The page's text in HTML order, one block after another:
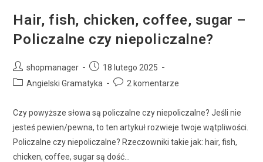
Hair, fish, chicken, coffee, sugar –
Policzalne czy niepoliczalne?
shopmanager
18 lutego 2025
Angielski Gramatyka
2 komentarze
Czy powyższe słowa są policzalne czy niepoliczalne? Jeśli nie
jesteś pewien/pewna, to ten artykuł rozwieje twoje wątpliwości.
Policzalne czy niepoliczalne? Rzeczowniki takie jak: hair, fish,
chicken, coffee, sugar są dość…